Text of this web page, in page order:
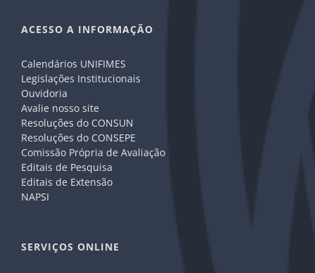
ACESSO A INFORMAÇÃO
Calendários UNIFIMES
Legislações Institucionais
Ouvidoria
Avalie nosso site
Resoluções do CONSUN
Resoluções do CONSEPE
Comissão Própria de Avaliação
Editais de Pesquisa
Editais de Extensão
NAPSI
SERVIÇOS ONLINE